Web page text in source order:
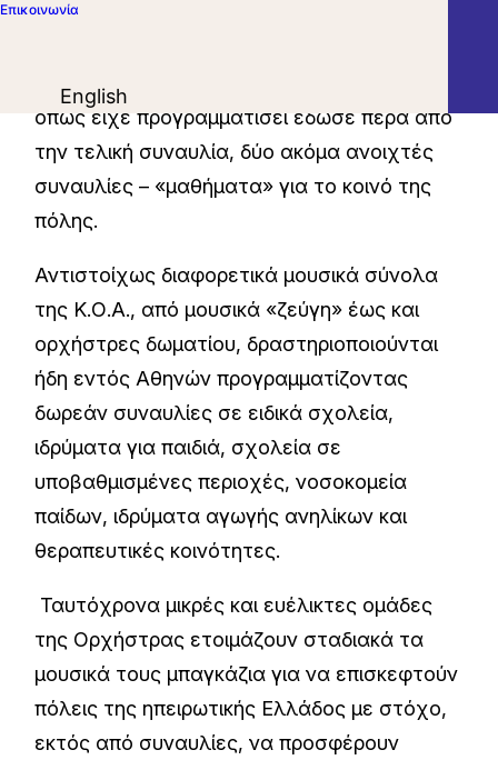
Επικοινωνία
English
συνεργασία με το Μουσικό Σχολείο της
Κ.Ο.Α. « Ένωδον» παρέδωσε σεμινάρια και
όπως είχε προγραμματίσει έδωσε πέρα από
την τελική συναυλία, δύο ακόμα ανοιχτές
συναυλίες – «μαθήματα» για το κοινό της
πόλης.
Αντιστοίχως διαφορετικά μουσικά σύνολα
της Κ.Ο.Α., από μουσικά «ζεύγη» έως και
ορχήστρες δωματίου, δραστηριοποιούνται
ήδη εντός Αθηνών προγραμματίζοντας
δωρεάν συναυλίες σε ειδικά σχολεία,
ιδρύματα για παιδιά, σχολεία σε
υποβαθμισμένες περιοχές, νοσοκομεία
παίδων, ιδρύματα αγωγής ανηλίκων και
θεραπευτικές κοινότητες.
Ταυτόχρονα μικρές και ευέλικτες ομάδες
της Ορχήστρας ετοιμάζουν σταδιακά τα
μουσικά τους μπαγκάζια για να επισκεφτούν
πόλεις της ηπειρωτικής Ελλάδος με στόχο,
εκτός από συναυλίες, να προσφέρουν